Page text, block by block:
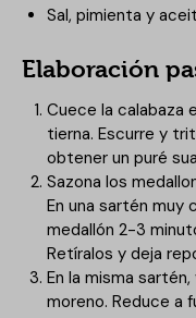
Sal, pimienta y
Elaboración
Cuece la calabaza
tierna. Escurre y
obtener un puré
Sazona los
En una sartén muy
medallón 2-3
Retíralos y deja
En la misma
moreno. Reduce a